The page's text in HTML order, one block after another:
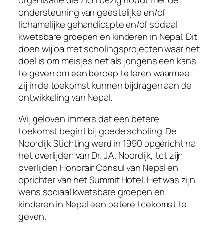
ondersteuning van geestelijke en/of
lichamelijke gehandicapte en/of sociaal
kwetsbare groepen en kinderen in Nepal. Dit
doen wij oa met scholingsprojecten waar het
doel is om meisjes net als jongens een kans
te geven om een beroep te leren waarmee
zij in de toekomst kunnen bijdragen aan de
ontwikkeling van Nepal.
Wij geloven immers dat een betere
toekomst begint bij goede scholing. De
Noordijk Stichting werd in 1990 opgericht na
het overlijden van Dr. J.A. Noordijk, tot zijn
overlijden Honorair Consul van Nepal en
oprichter van het Summit Hotel. Het was zijn
wens sociaal kwetsbare groepen en
kinderen in Nepal een betere toekomst te
geven.